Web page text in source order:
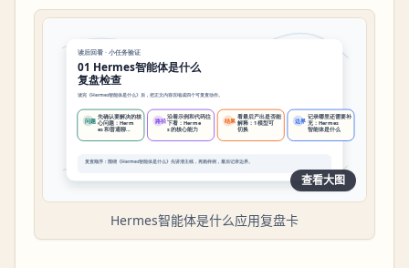
查看大图
Hermes智能体是什么应用复盘卡